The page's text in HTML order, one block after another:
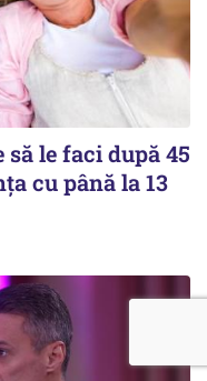
le faci după 45
cu până la 13